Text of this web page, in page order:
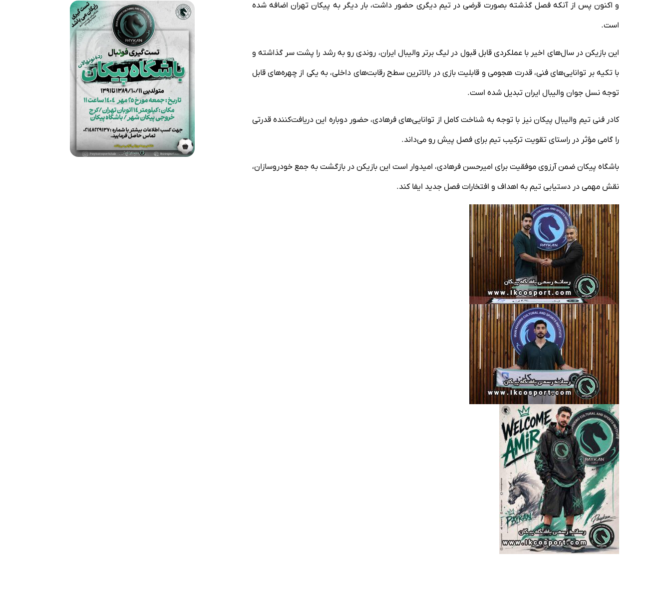
و اکنون پس از آنکه فصل گذشته بصورت قرضی در تیم دیگری حضور داشت، بار دیگر به پیکان تهران اضافه شده
است.
این بازیکن در سال‌های اخیر با عملکردی قابل قبول در لیگ برتر والیبال ایران، روندی رو به رشد را پشت سر گذاشته و
با تکیه بر توانایی‌های فنی، قدرت هجومی و قابلیت بازی در بالاترین سطح رقابت‌های داخلی، به یکی از چهره‌های قابل
توجه نسل جوان والیبال ایران تبدیل شده است.
کادر فنی تیم والیبال پیکان نیز با توجه به شناخت کامل از توانایی‌های فرهادی، حضور دوباره این دریافت‌کننده قدرتی
را گامی مؤثر در راستای تقویت ترکیب تیم برای فصل پیش رو می‌داند.
باشگاه پیکان ضمن آرزوی موفقیت برای امیرحسن فرهادی، امیدوار است این بازیکن در بازگشت به جمع خودروسازان،
نقش مهمی در دستیابی تیم به اهداف و افتخارات فصل جدید ایفا کند.